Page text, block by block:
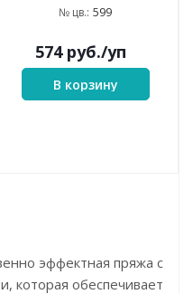
№ цв.: 599
574руб./уп
В корзину
эффектная пряжа с
которая обеспечивает